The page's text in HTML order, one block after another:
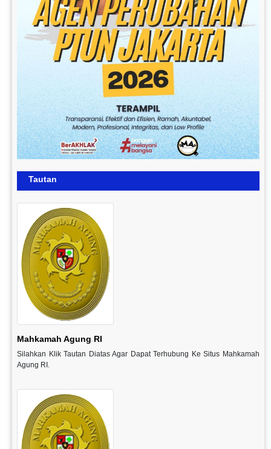
Tautan
Mahkamah Agung RI
Silahkan Klik Tautan Diatas Agar Dapat Terhubung Ke Situs Mahkamah
Agung RI.